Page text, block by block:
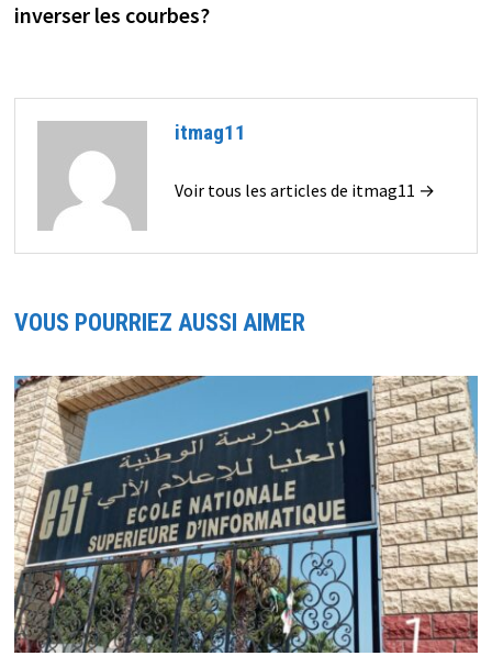
inverser les courbes?
itmag11
Voir tous les articles de itmag11 →
VOUS POURRIEZ AUSSI AIMER